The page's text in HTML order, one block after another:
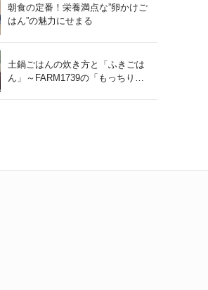
朝食の定番！栄養満点な”卵かけご
はん”の魅力にせまる
土鍋ごはんの炊き方と「ふきごは
ん」～FARM1739の「もっちりコ